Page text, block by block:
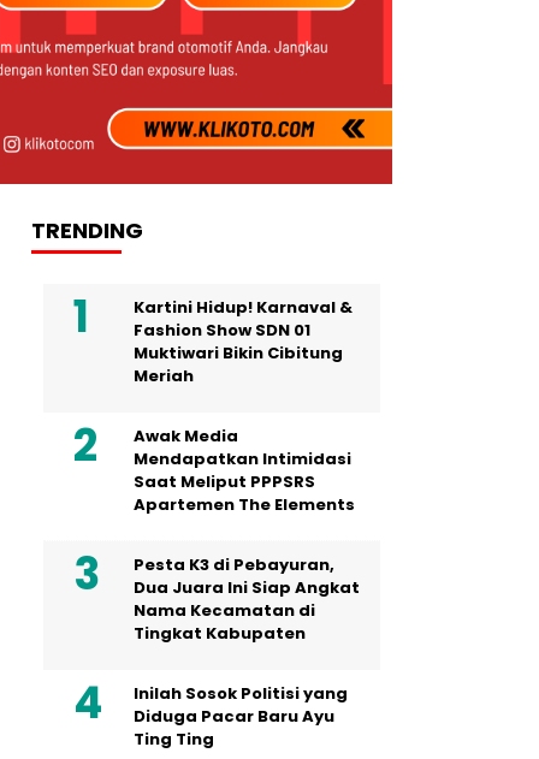
TRENDING
Kartini Hidup! Karnaval &
Fashion Show SDN 01
Muktiwari Bikin Cibitung
Meriah
Awak Media
Mendapatkan Intimidasi
Saat Meliput PPPSRS
Apartemen The Elements
Pesta K3 di Pebayuran,
Dua Juara Ini Siap Angkat
Nama Kecamatan di
Tingkat Kabupaten
Inilah Sosok Politisi yang
Diduga Pacar Baru Ayu
Ting Ting